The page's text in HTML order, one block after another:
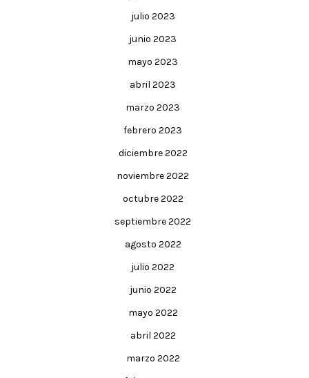
julio 2023
junio 2023
mayo 2023
abril 2023
marzo 2023
febrero 2023
diciembre 2022
noviembre 2022
octubre 2022
septiembre 2022
agosto 2022
julio 2022
junio 2022
mayo 2022
abril 2022
marzo 2022